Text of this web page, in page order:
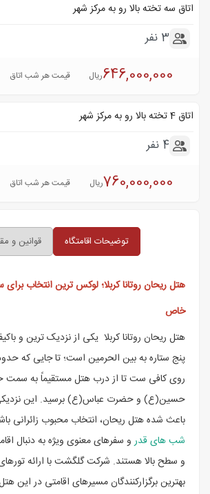
اتاق سه تخته بالا رو به مرکز شهر
3 نفر
646,000,000ریال قیمت هر شب اتاق
اتاق 4 تخته بالا رو به مرکز شهر
4 نفر
760,000,000ریال قیمت هر شب اتاق
توضیحات اقامتگاه قوانین و
هتل ریحان روتانا کربلا؛ لوکس ترین انتخاب برای
خاص
هتل ریحان روتانا کربلا یکی از نزدیک ترین و
روی کافی ست تا از درب هتل مستقیماً به سمت
حسین(ع) و حضرت عباس(ع) برسید. این نزدیکی
باعث شده هتل ریحان، انتخاب محبوب زائرانی
شب های قدرو سفرهای معنوی ویژه به دنبال
و سطح بالا هستند. شرکت گلگشت با ارائه
بهترین برگزارکنندگان مسیرهای اقامتی در این